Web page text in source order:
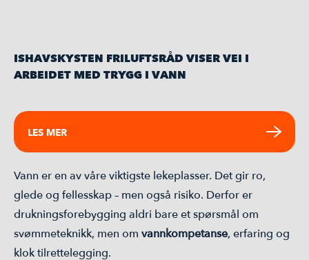
ISHAVSKYSTEN FRILUFTSRÅD VISER VEI I
ARBEIDET MED TRYGG I VANN
LES MER
Vann er en av våre viktigste lekeplasser. Det gir ro,
glede og fellesskap – men også risiko. Derfor er
drukningsforebygging aldri bare et spørsmål om
svømmeteknikk, men om vannkompetanse, erfaring og
klok tilrettelegging.